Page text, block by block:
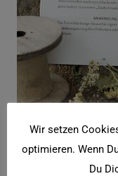
Wir setzen
optimieren. Wenn
Du